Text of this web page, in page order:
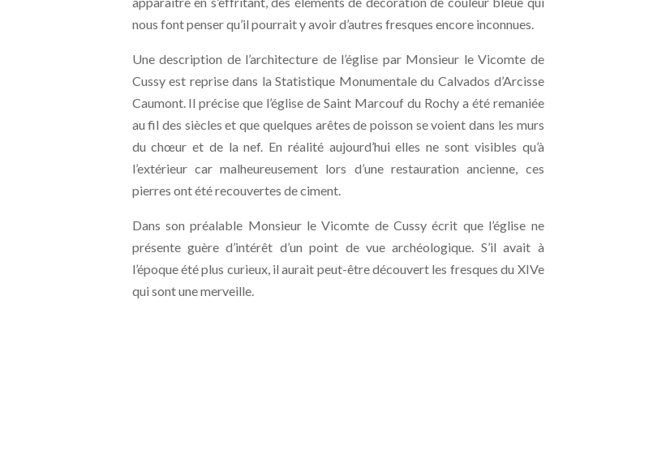
nous font penser qu’il pourrait y avoir d’autres fresques encore inconnues.
Une description de l’architecture de l’église par Monsieur le Vicomte de
Cussy est reprise dans la Statistique Monumentale du Calvados d’Arcisse
Caumont. Il précise que l’église de Saint Marcouf du Rochy a été remaniée
au fil des siècles et que quelques arêtes de poisson se voient dans les murs
du chœur et de la nef. En réalité aujourd’hui elles ne sont visibles qu’à
l’extérieur car malheureusement lors d’une restauration ancienne, ces
pierres ont été recouvertes de ciment.
Dans son préalable Monsieur le Vicomte de Cussy écrit que l’église ne
présente guère d’intérêt d’un point de vue archéologique. S’il avait à
l’époque été plus curieux, il aurait peut-être découvert les fresques du XIVe
qui sont une merveille.